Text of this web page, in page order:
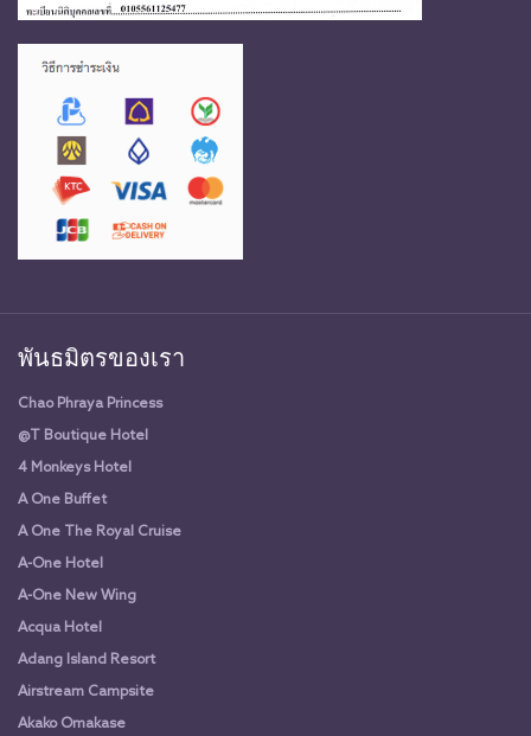
พันธมิตรของเรา
Chao Phraya Princess
@T Boutique Hotel
4 Monkeys Hotel
A One Buffet
A One The Royal Cruise
A-One Hotel
A-One New Wing
Acqua Hotel
Adang Island Resort
Airstream Campsite
Akako Omakase